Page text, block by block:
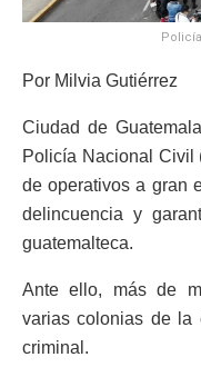
Por Milvia Gutiérrez
Ciudad de
Policía Nacional Civil
de operativos a gran
delincuencia y
guatemalteca.
Ante ello, más de
varias colonias de la
criminal.